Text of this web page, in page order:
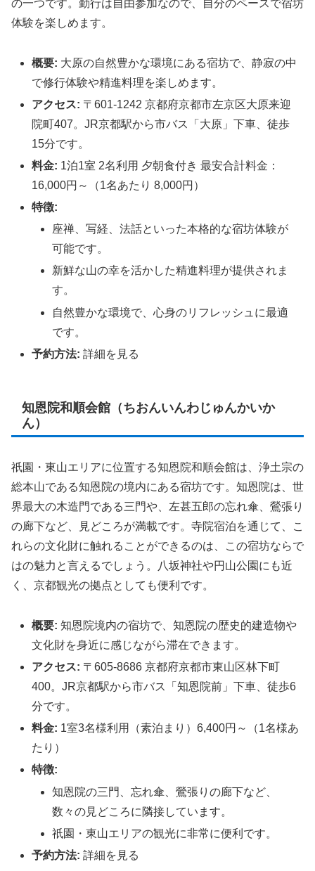
の一つです。勤行は自由参加なので、自分のペースで宿坊
体験を楽しめます。
概要: 大原の自然豊かな環境にある宿坊で、静寂の中
で修行体験や精進料理を楽しめます。
アクセス: 〒601-1242 京都府京都市左京区大原来迎
院町407。JR京都駅から市バス「大原」下車、徒歩
15分です。
料金: 1泊1室 2名利用 夕朝食付き 最安合計料金：
16,000円～（1名あたり 8,000円）
特徴:
座禅、写経、法話といった本格的な宿坊体験が
可能です。
新鮮な山の幸を活かした精進料理が提供されま
す。
自然豊かな環境で、心身のリフレッシュに最適
です。
予約方法: 詳細を見る
知恩院和順会館（ちおんいんわじゅんかいか
ん）
祇園・東山エリアに位置する知恩院和順会館は、浄土宗の
総本山である知恩院の境内にある宿坊です。知恩院は、世
界最大の木造門である三門や、左甚五郎の忘れ傘、鶯張り
の廊下など、見どころが満載です。寺院宿泊を通じて、こ
れらの文化財に触れることができるのは、この宿坊ならで
はの魅力と言えるでしょう。八坂神社や円山公園にも近
く、京都観光の拠点としても便利です。
概要: 知恩院境内の宿坊で、知恩院の歴史的建造物や
文化財を身近に感じながら滞在できます。
アクセス: 〒605-8686 京都府京都市東山区林下町
400。JR京都駅から市バス「知恩院前」下車、徒歩6
分です。
料金: 1室3名様利用（素泊まり）6,400円～（1名様あ
たり）
特徴:
知恩院の三門、忘れ傘、鶯張りの廊下など、
数々の見どころに隣接しています。
祇園・東山エリアの観光に非常に便利です。
予約方法: 詳細を見る